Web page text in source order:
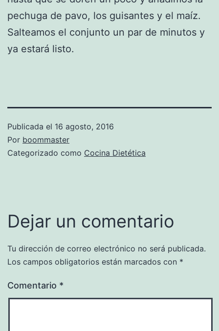
pechuga de pavo, los guisantes y el maíz.
Salteamos el conjunto un par de minutos y
ya estará listo.
Publicada el 16 agosto, 2016
Por boommaster
Categorizado como Cocina Dietética
Dejar un comentario
Tu dirección de correo electrónico no será publicada.
Los campos obligatorios están marcados con *
Comentario *